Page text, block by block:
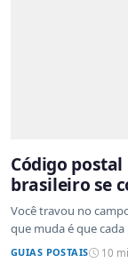
Código
brasileiro se
sistemas de
Você travou no
que muda é que cada
GUIAS POSTAIS 10